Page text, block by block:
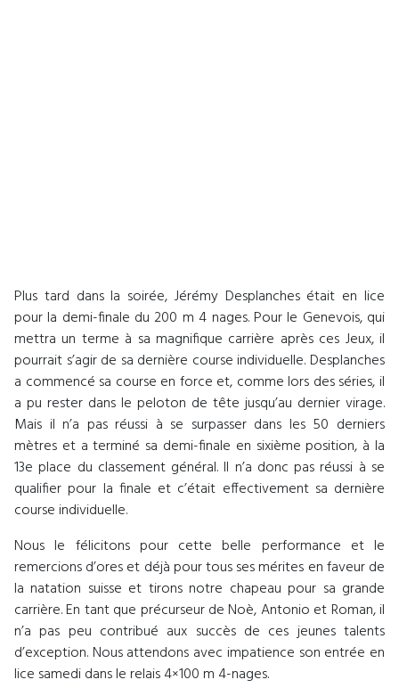
Plus tard dans la soirée, Jérémy Desplanches était en lice
pour la demi-finale du 200 m 4 nages. Pour le Genevois, qui
mettra un terme à sa magnifique carrière après ces Jeux, il
pourrait s’agir de sa dernière course individuelle. Desplanches
a commencé sa course en force et, comme lors des séries, il
a pu rester dans le peloton de tête jusqu’au dernier virage.
Mais il n’a pas réussi à se surpasser dans les 50 derniers
mètres et a terminé sa demi-finale en sixième position, à la
13e place du classement général. Il n’a donc pas réussi à se
qualifier pour la finale et c’était effectivement sa dernière
course individuelle.
Nous le félicitons pour cette belle performance et le
remercions d’ores et déjà pour tous ses mérites en faveur de
la natation suisse et tirons notre chapeau pour sa grande
carrière. En tant que précurseur de Noè, Antonio et Roman, il
n’a pas peu contribué aux succès de ces jeunes talents
d’exception. Nous attendons avec impatience son entrée en
lice samedi dans le relais 4×100 m 4-nages.